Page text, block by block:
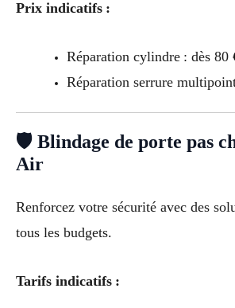
Prix indicatifs :
Réparation cylindre : dès 80
Réparation serrure
🛡 Blindage de porte pas
Air
Renforcez votre sécurité avec des
tous les budgets.
Tarifs indicatifs :